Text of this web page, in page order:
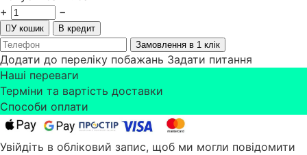
+
−
У кошик
В кредит
Замовлення в 1 клік
Додати до переліку побажань Задати питання
Наші переваги
Терміни та вартість доставки
Способи оплати
Увійдіть в обліковий запис, щоб ми могли повідомити